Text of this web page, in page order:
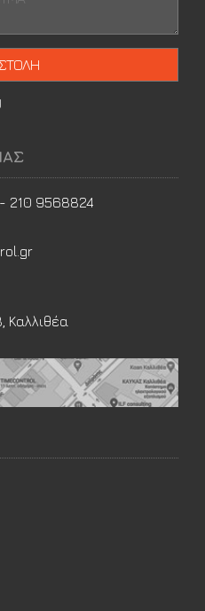
210 9568824
Καλλιθέα